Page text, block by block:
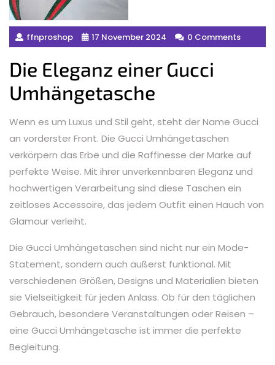
ffnproshop 17 November 2024 0 Comments
Die Eleganz einer Gucci
Umhängetasche
Wenn es um Luxus und Stil geht, steht der Name Gucci
an vorderster Front. Die Gucci Umhängetaschen
verkörpern das Erbe und die Raffinesse der Marke auf
perfekte Weise. Mit ihrer unverkennbaren Eleganz und
hochwertigen Verarbeitung sind diese Taschen ein
zeitloses Accessoire, das jedem Outfit einen Hauch von
Glamour verleiht.
Die Gucci Umhängetaschen sind nicht nur ein Mode-
Statement, sondern auch äußerst funktional. Mit
verschiedenen Größen, Designs und Materialien bieten
sie Vielseitigkeit für jeden Anlass. Ob für den täglichen
Gebrauch, besondere Veranstaltungen oder Reisen –
eine Gucci Umhängetasche ist immer die perfekte
Begleitung.